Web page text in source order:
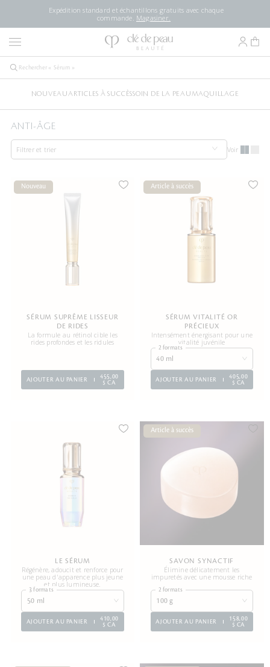
Expédition standard et échantillons gratuits avec chaque
commande. Magasiner.
NOUVEAUARTICLES À SUCCÈSSOIN DE LA PEAUMAQUILLAGE
ANTI-ÂGE
Filtrer et trier Voir
Nouveau
SÉRUM SUPRÊME LISSEUR
DE RIDES
La formule au rétinol cible les
rides profondes et les ridules
AJOUTER AU PANIER
455,00
$ CA
Article à succès
SÉRUM VITALITÉ OR
PRÉCIEUX
Intensément énergisant pour une
vitalité juvénile
2 formats
40 ml
AJOUTER AU PANIER
405,00
$ CA
LE SÉRUM
Régénère, adoucit et renforce pour
une peau d'apparence plus jeune
et plus lumineuse.
3 formats
50 ml
AJOUTER AU PANIER
410,00
$ CA
Article à succès
SAVON SYNACTIF
Élimine délicatement les
impuretés avec une mousse riche
2 formats
100 g
AJOUTER AU PANIER
158,00
$ CA